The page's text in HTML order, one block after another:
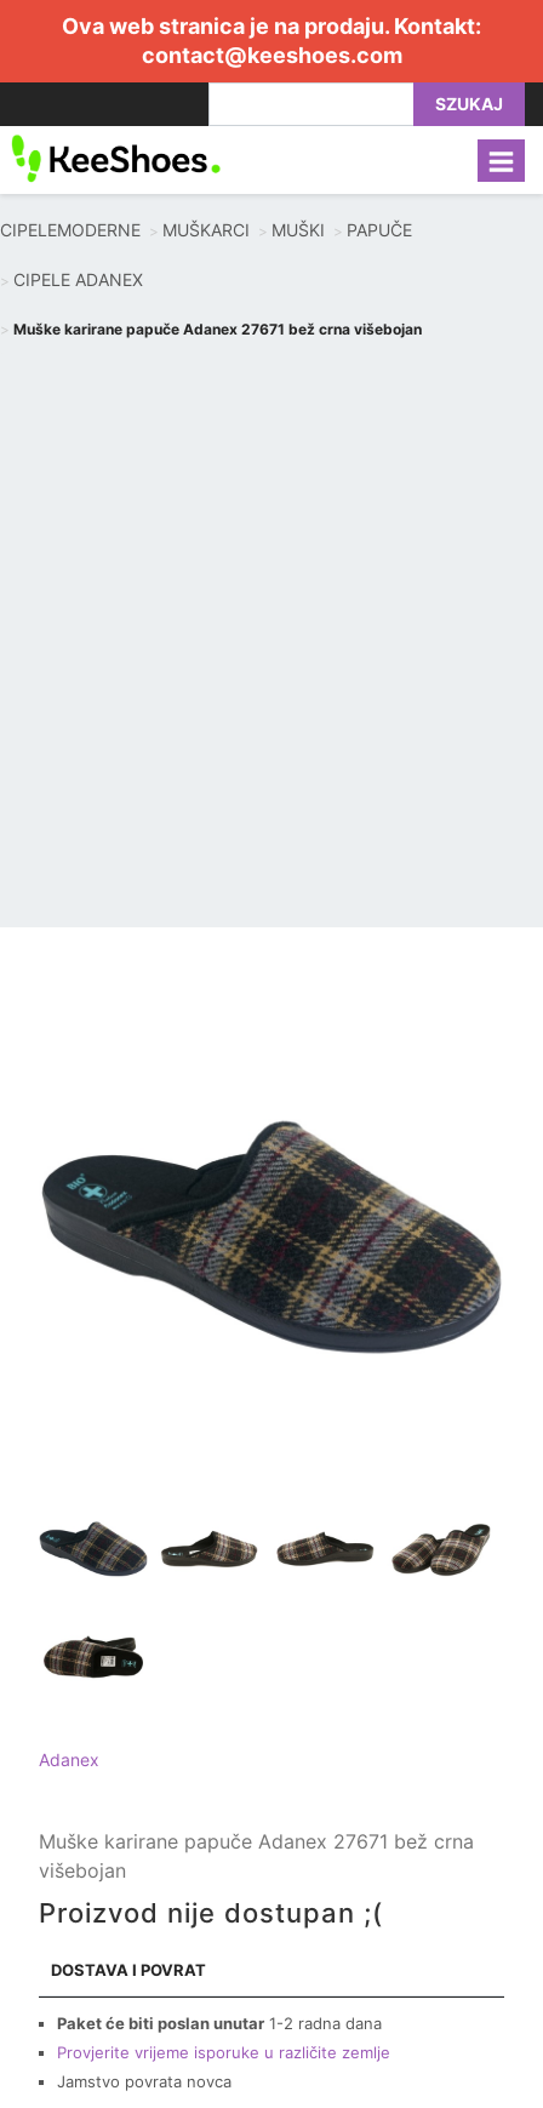
Ova web stranica je na prodaju. Kontakt:
contact@keeshoes.com
SZUKAJ
CIPELEMODERNE MUŠKARCI MUŠKI PAPUČE
CIPELE ADANEX
Muške karirane papuče Adanex 27671 bež crna višebojan
Adanex
Muške karirane papuče Adanex 27671 bež crna
višebojan
Proizvod nije dostupan ;(
DOSTAVA I POVRAT
Paket će biti poslan unutar 1-2 radna dana
Provjerite vrijeme isporuke u različite zemlje
Jamstvo povrata novca